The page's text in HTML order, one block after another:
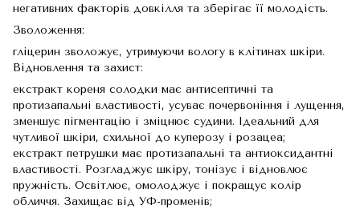
негативних факторів довкілля та зберігає її молодість.
Зволоження:
гліцерин зволожує, утримуючи вологу в клітинах шкіри.
Відновлення та захист:
екстракт кореня солодки має антисептичні та
протизапальні властивості, усуває почервоніння і лущення,
зменшує пігментацію і зміцнює судини. Ідеальний для
чутливої шкіри, схильної до куперозу і розацеа;
екстракт петрушки має протизапальні та антиоксидантні
властивості. Розгладжує шкіру, тонізує і відновлює
пружність. Освітлює, омолоджує і покращує колір
обличчя. Захищає від УФ-променів;